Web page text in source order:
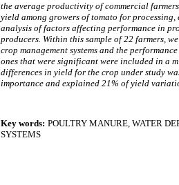
the average productivity of commercial
yield among growers of tomato for
analysis of factors affecting performance in
producers. Within this sample of 22 farmers,
crop management systems and the
ones that were significant were included in a
differences in yield for the crop under study
importance and explained 21% of yield
Key words: POULTRY MANURE, WATER
SYSTEMS